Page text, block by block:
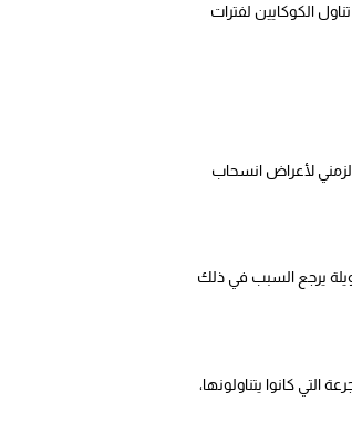
الكوكايين لفترات
الجدول الزمني لأعراض انسحاب
يرجع السبب في ذلك
كانوا يتناولونها،